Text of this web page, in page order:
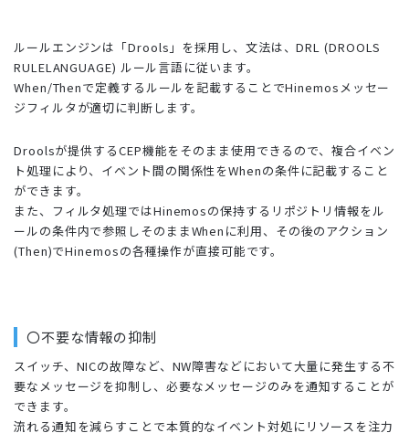
ルールエンジンは「Drools」を採用し、文法は、DRL (DROOLS
RULELANGUAGE) ルール言語に従います。
When/Thenで定義するルールを記載することでHinemosメッセー
ジフィルタが適切に判断します。
Droolsが提供するCEP機能をそのまま使用できるので、複合イベン
ト処理により、イベント間の関係性をWhenの条件に記載すること
ができます。
また、フィルタ処理ではHinemosの保持するリポジトリ情報をル
ールの条件内で参照しそのままWhenに利用、その後のアクション
(Then)でHinemosの各種操作が直接可能です。
〇不要な情報の抑制
スイッチ、NICの故障など、NW障害などにおいて大量に発生する不
要なメッセージを抑制し、必要なメッセージのみを通知することが
できます。
流れる通知を減らすことで本質的なイベント対処にリソースを注力